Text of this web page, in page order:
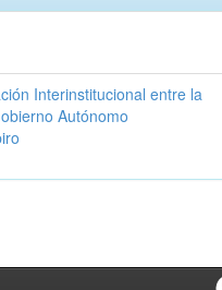
Interinstitucional entre la
Autónomo